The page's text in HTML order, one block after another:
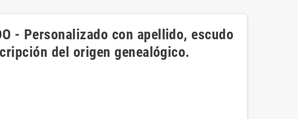
- Personalizado con apellido, escudo
del origen genealógico.